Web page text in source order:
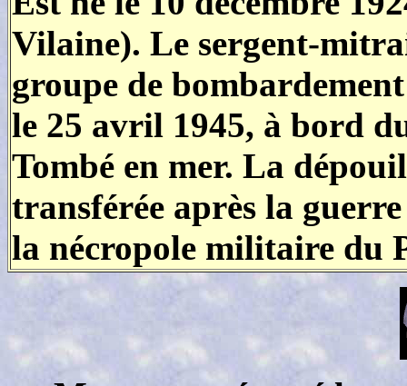
Vilaine). Le sergent-
groupe de
le 25 avril 1945, à bord
Tombé en mer. La
transférée après la
la nécropole militaire du